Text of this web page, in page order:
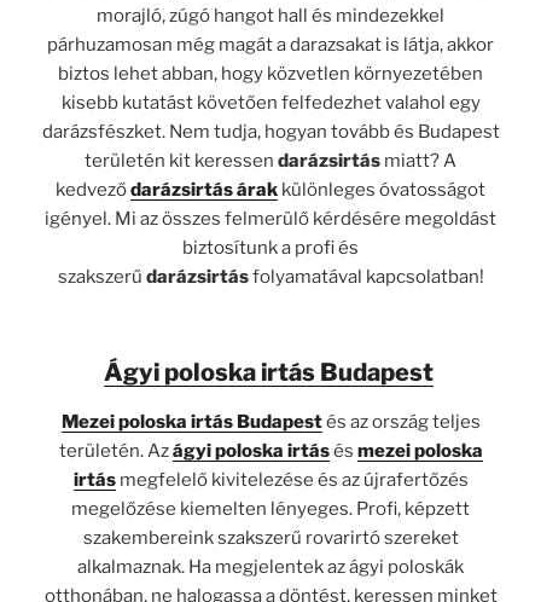
morajló, zúgó hangot hall és mindezekkel
párhuzamosan még magát a darazsakat is látja, akkor
biztos lehet abban, hogy közvetlen környezetében
kisebb kutatást követően felfedezhet valahol egy
darázsfészket. Nem tudja, hogyan tovább és Budapest
területén kit keressen darázsirtás miatt? A
kedveződarázsirtás árak különleges óvatosságot
igényel. Mi az összes felmerülő kérdésére megoldást
biztosítunk a profi és
szakszerű darázsirtásfolyamatával kapcsolatban!
Ágyi poloska irtás Budapest
Mezei poloska irtás Budapestés az ország teljes
területén. Azágyi poloska irtásés mezei poloska
irtás megfelelő kivitelezése és az újrafertőzés
megelőzése kiemelten lényeges. Profi, képzett
szakembereink szakszerű rovarirtó szereket
alkalmaznak. Ha megjelentek az ágyi poloskák
otthonában, ne halogassa a döntést, keressen minket